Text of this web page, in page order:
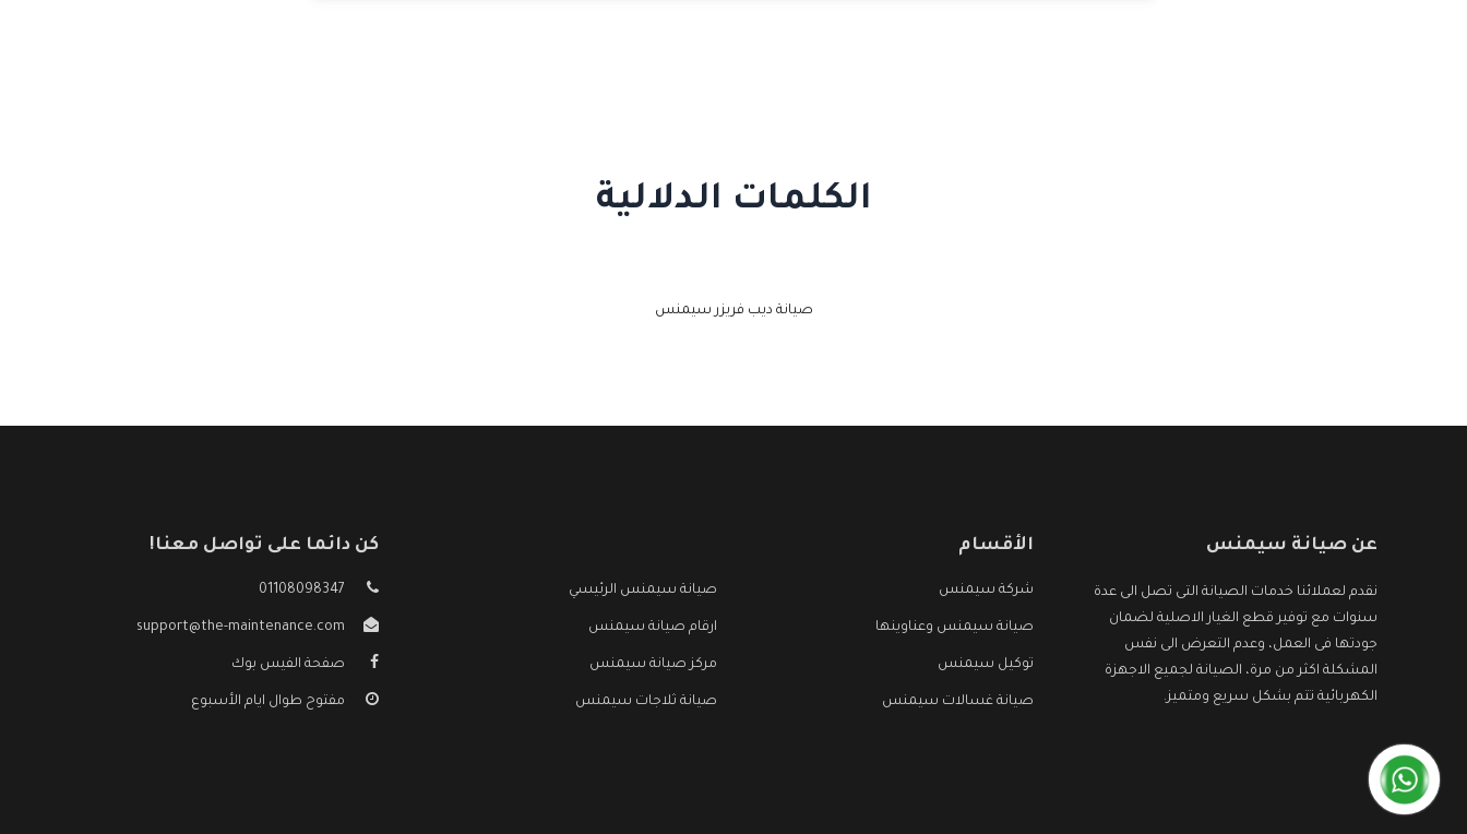
الكلمات الدلالية
صيانة ديب فريزر سيمنس
عن صيانة سيمنس
نقدم لعملائنا خدمات الصيانة التى تصل الى عدة
سنوات مع توفير قطع الغيار الاصلية لضمان
جودتها فى العمل، وعدم التعرض الى نفس
المشكلة اكثر من مرة، الصيانة لجميع الاجهزة
الكهربائية تتم بشكل سريع ومتميز.
الأقسام
شركة سيمنس صيانة سيمنس الرئيسي
صيانة سيمنس وعناوينها ارقام صيانة سيمنس
توكيل سيمنس مركز صيانة سيمنس
صيانة غسالات سيمنس صيانة ثلاجات سيمنس
كن دائما على تواصل معنا!
01108098347
support@the-maintenance.com
صفحة الفيس بوك
مفتوح طوال ايام الأسبوع